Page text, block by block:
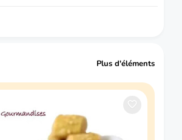
Plus d'éléments